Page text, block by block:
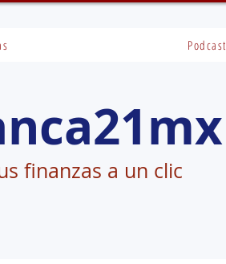
Podcast
finanzas a un clic